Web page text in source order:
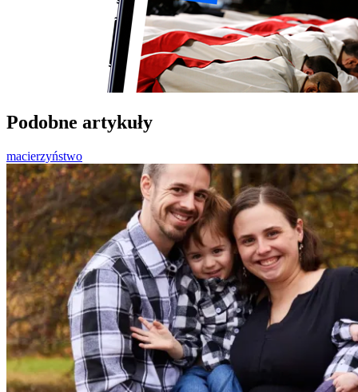
Podobne artykuły
macierzyństwo